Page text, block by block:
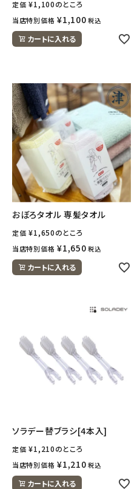
定価 ¥1,100のところ
当店特別価格 ¥1,100 税込
カートに入れる
おぼろタオル 専髪タオル
定価 ¥1,650のところ
当店特別価格 ¥1,650 税込
カートに入れる
ソラデー替ブラシ[4本入]
定価 ¥1,210のところ
当店特別価格 ¥1,210 税込
カートに入れる